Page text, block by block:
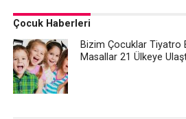
Çocuk Haberleri
Bizim Çocuklar Tiyatro
Masallar 21 Ülkeye